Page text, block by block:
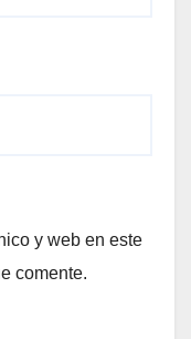
y web en este
comente.